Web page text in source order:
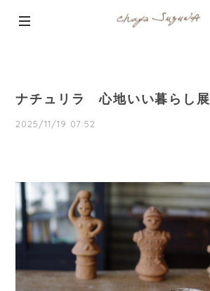
ナチュリラ 心地いい暮らし展
2025/11/19 07:52